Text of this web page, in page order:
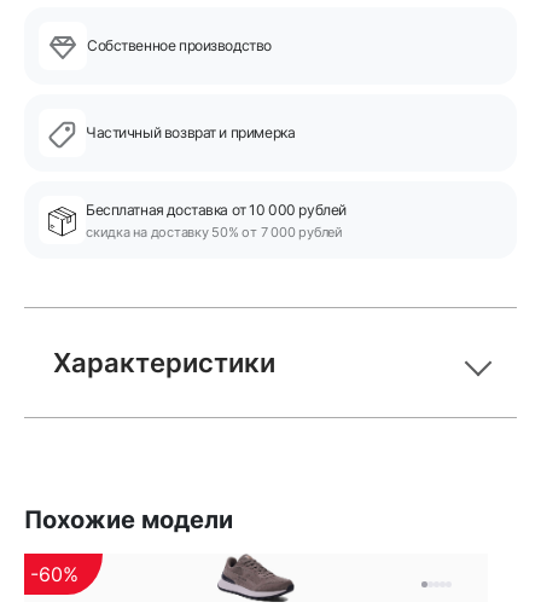
Собственное производство
Частичный возврат и примерка
Бесплатная доставка от 10 000 рублей
скидка на доставку 50% от 7 000 рублей
Характеристики
Похожие модели
-60%